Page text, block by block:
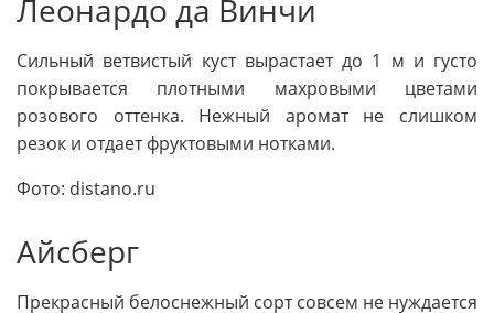
Леонардо да Винчи
Сильный ветвистый куст вырастает до 1 м и густо
покрывается плотными махровыми цветами
розового оттенка. Нежный аромат не слишком
резок и отдает фруктовыми нотками.
Фото: distano.ru
Айсберг
Прекрасный белоснежный сорт совсем не нуждается